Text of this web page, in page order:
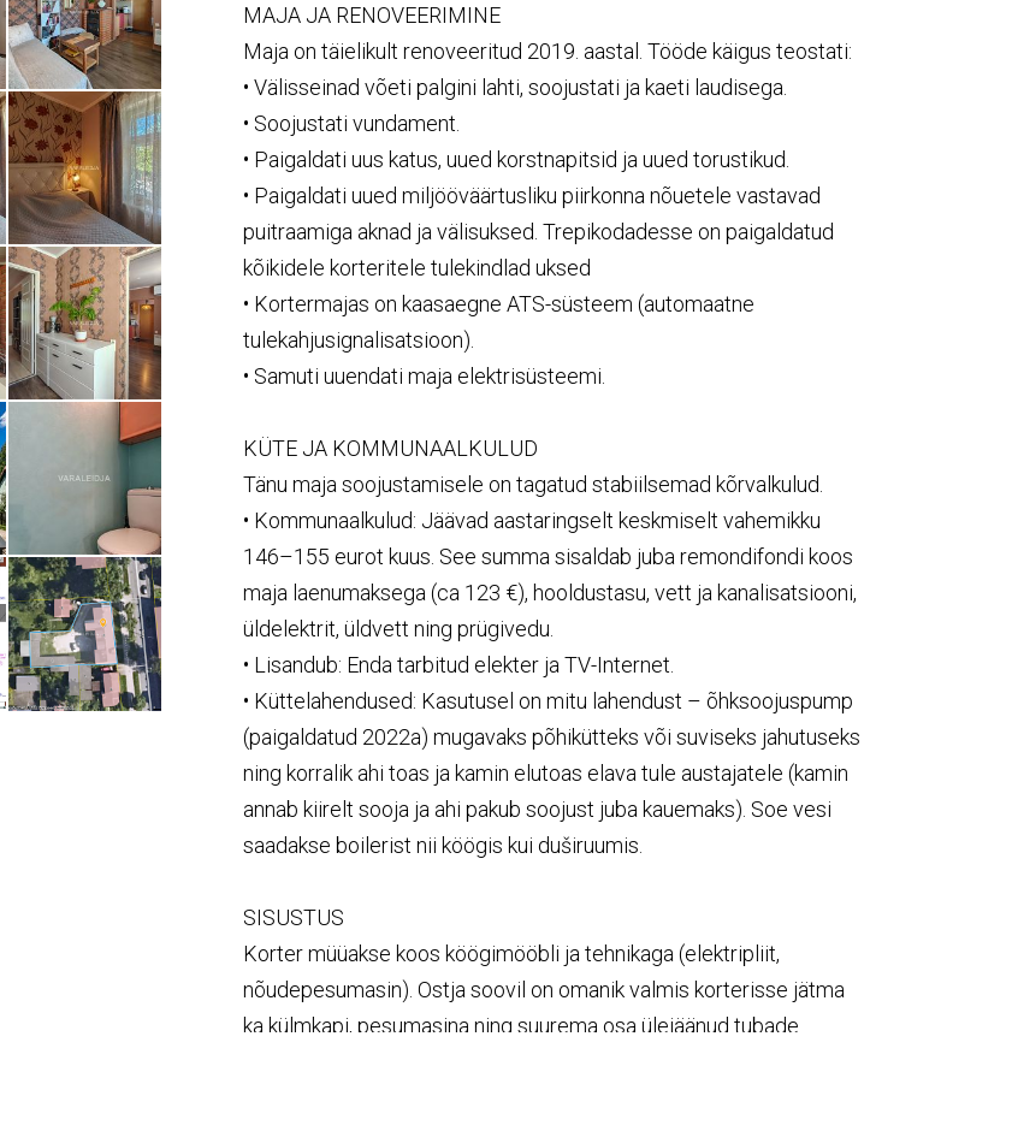
MAJA JA RENOVEERIMINE
Maja on täielikult renoveeritud 2019. aastal. Tööde käigus teostati:
• Välisseinad võeti palgini lahti, soojustati ja kaeti laudisega.
• Soojustati vundament.
• Paigaldati uus katus, uued korstnapitsid ja uued torustikud.
• Paigaldati uued miljööväärtusliku piirkonna nõuetele vastavad
puitraamiga aknad ja välisuksed. Trepikodadesse on paigaldatud
kõikidele korteritele tulekindlad uksed
• Kortermajas on kaasaegne ATS-süsteem (automaatne
tulekahjusignalisatsioon).
• Samuti uuendati maja elektrisüsteemi.
KÜTE JA KOMMUNAALKULUD
Tänu maja soojustamisele on tagatud stabiilsemad kõrvalkulud.
• Kommunaalkulud: Jäävad aastaringselt keskmiselt vahemikku
146–155 eurot kuus. See summa sisaldab juba remondifondi koos
maja laenumaksega (ca 123 €), hooldustasu, vett ja kanalisatsiooni,
üldelektrit, üldvett ning prügivedu.
• Lisandub: Enda tarbitud elekter ja TV-Internet.
• Küttelahendused: Kasutusel on mitu lahendust – õhksoojuspump
(paigaldatud 2022a) mugavaks põhikütteks või suviseks jahutuseks
ning korralik ahi toas ja kamin elutoas elava tule austajatele (kamin
annab kiirelt sooja ja ahi pakub soojust juba kauemaks). Soe vesi
saadakse boilerist nii köögis kui duširuumis.
SISUSTUS
Korter müüakse koos köögimööbli ja tehnikaga (elektripliit,
nõudepesumasin). Ostja soovil on omanik valmis korterisse jätma
ka külmkapi, pesumasina ning suurema osa ülejäänud tubade